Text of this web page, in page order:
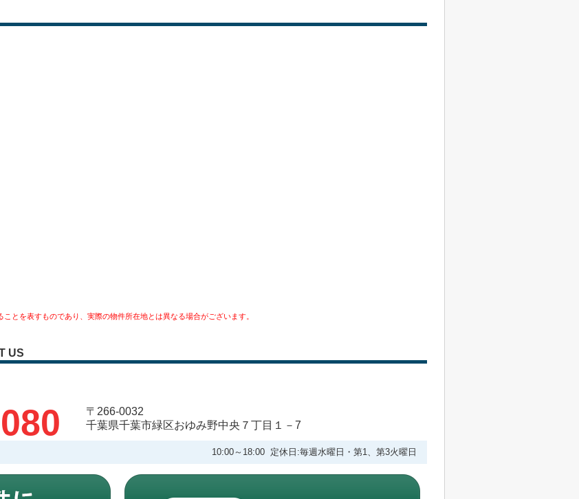
とを表すものであり、実際の物件所在地とは異なる場合がございます。
US
〒266-0032
千葉県千葉市緑区おゆみ野中央７丁目１－7
10:00～18:00 定休日:毎週水曜日・第1、第3火曜日